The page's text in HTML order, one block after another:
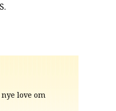
love om